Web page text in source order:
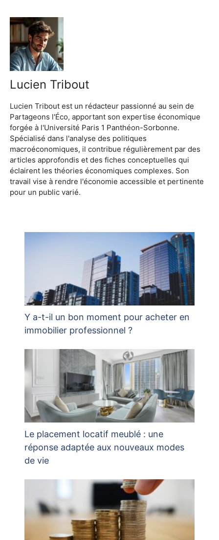
Lucien Tribout
Lucien Tribout est un rédacteur passionné au sein de
Partageons l'Éco, apportant son expertise économique
forgée à l'Université Paris 1 Panthéon-Sorbonne.
Spécialisé dans l'analyse des politiques
macroéconomiques, il contribue régulièrement par des
articles approfondis et des fiches conceptuelles qui
éclairent les théories économiques complexes. Son
travail vise à rendre l'économie accessible et pertinente
pour un public varié.
Y a-t-il un bon moment pour acheter en
immobilier professionnel ?
Le placement locatif meublé : une
réponse adaptée aux nouveaux modes
de vie